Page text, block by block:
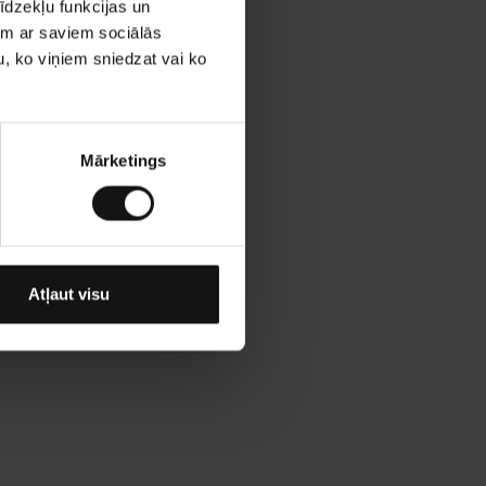
funkcijas un
ar saviem sociālās
ko viņiem sniedzat vai ko
Mārketings
Atļaut visu